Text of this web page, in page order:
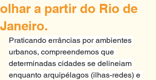
olhar a partir do Rio de
Janeiro.
Praticando errâncias por ambientes
urbanos, compreendemos que
determinadas cidades se delineiam
enquanto arquipélagos (ilhas-redes) e